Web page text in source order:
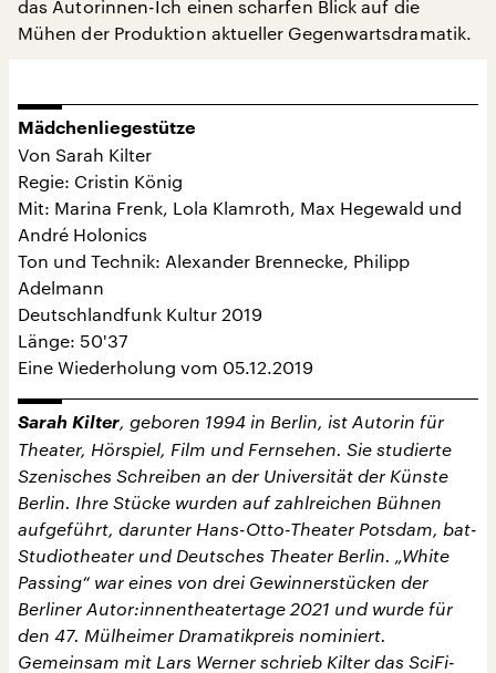
das Autorinnen-Ich einen scharfen Blick auf die
Mühen der Produktion aktueller Gegenwartsdramatik.
Mädchenliegestütze
Von Sarah Kilter
Regie: Cristin König
Mit: Marina Frenk, Lola Klamroth, Max Hegewald und
André Holonics
Ton und Technik: Alexander Brennecke, Philipp
Adelmann
Deutschlandfunk Kultur 2019
Länge: 50'37
Eine Wiederholung vom 05.12.2019
Sarah Kilter, geboren 1994 in Berlin, ist Autorin für
Theater, Hörspiel, Film und Fernsehen. Sie studierte
Szenisches Schreiben an der Universität der Künste
Berlin. Ihre Stücke wurden auf zahlreichen Bühnen
aufgeführt, darunter Hans-Otto-Theater Potsdam, bat-
Studiotheater und Deutsches Theater Berlin. „White
Passing“ war eines von drei Gewinnerstücken der
Berliner Autor:innentheatertage 2021 und wurde für
den 47. Mülheimer Dramatikpreis nominiert.
Gemeinsam mit Lars Werner schrieb Kilter das SciFi-